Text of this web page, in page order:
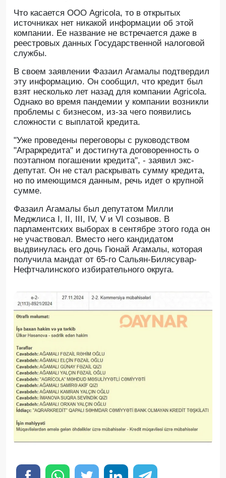
Что касается ООО Agricola, то в открытых
источниках нет никакой информации об этой
компании. Ее название не встречается даже в
реестровых данных Государственной налоговой
службы.
В своем заявлении Фазаил Агамалы подтвердил
эту информацию. Он сообщил, что кредит был
взят несколько лет назад для компании Agricola.
Однако во время пандемии у компании возникли
проблемы с бизнесом, из-за чего появились
сложности с выплатой кредита.
"Уже проведены переговоры с руководством
"Аграркредита" и достигнута договоренность о
поэтапном погашении кредита", - заявил экс-
депутат. Он не стал раскрывать сумму кредита,
но по имеющимся данным, речь идет о крупной
сумме.
Фазаил Агамалы был депутатом Милли
Меджлиса I, II, III, IV, V и VI созывов. В
парламентских выборах в сентябре этого года он
не участвовал. Вместо него кандидатом
выдвинулась его дочь Гюнай Агамалы, которая
получила мандат от 65-го Сальян-Билясувар-
Нефтчалинского избирательного округа.